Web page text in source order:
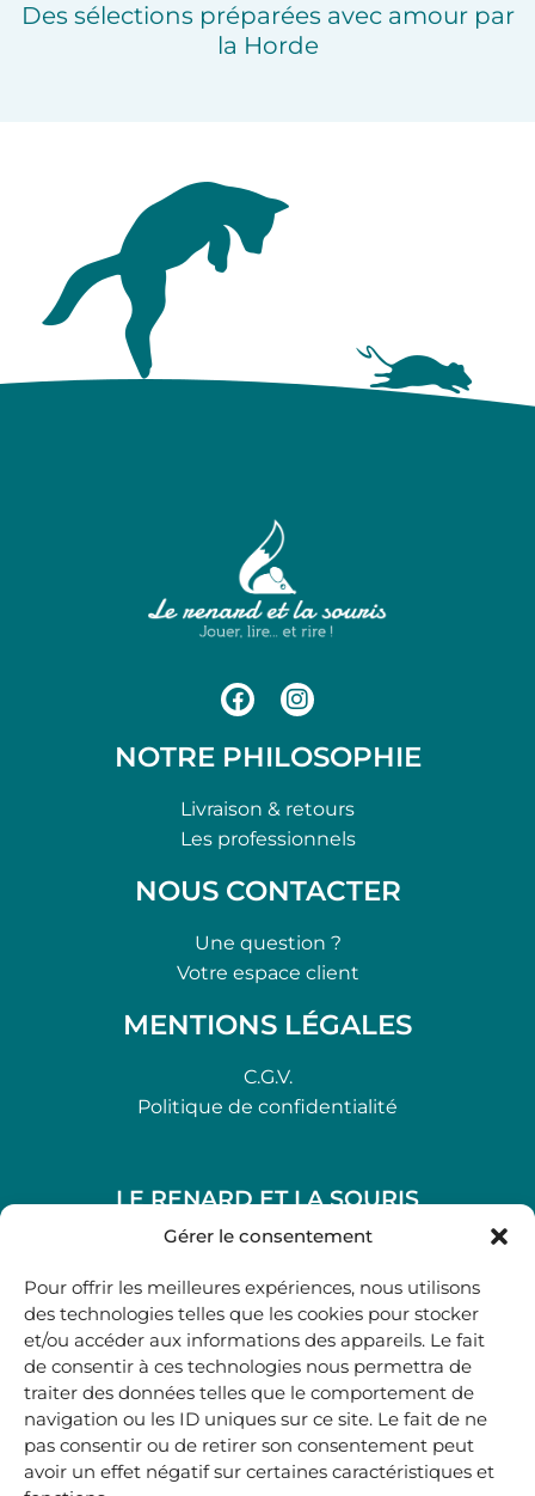
Gérer le consentement
Pour offrir les meilleures expériences, nous utilisons
des technologies telles que les cookies pour stocker
et/ou accéder aux informations des appareils. Le fait
de consentir à ces technologies nous permettra de
traiter des données telles que le comportement de
navigation ou les ID uniques sur ce site. Le fait de ne
pas consentir ou de retirer son consentement peut
avoir un effet négatif sur certaines caractéristiques et
Des sélections préparées avec amour par
la Horde
NOTRE PHILOSOPHIE
Livraison & retours
Les professionnels
NOUS CONTACTER
Une question ?
Votre espace client
MENTIONS LÉGALES
C.G.V.
Politique de confidentialité
LE RENARD ET LA SOURIS
48, rue Maubec 33210 LANGON
05 40 41 37 18
.
MARDI AU SAMEDI
10H00-12H45 | 14H00 -19H00
boutique@lerenardetlasouris.com